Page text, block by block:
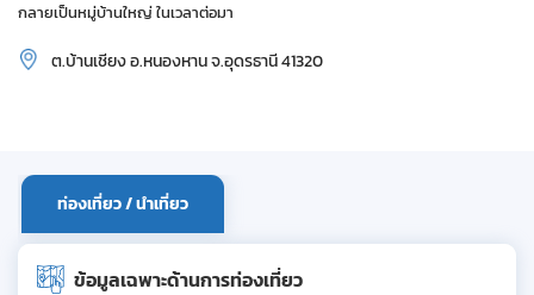
กลายเป็นหมู่บ้านใหญ่ ในเวลาต่อมา
ต.บ้านเชียง อ.หนองหาน จ.อุดรธานี 41320
ท่องเที่ยว / นำเที่ยว
ข้อมูลเฉพาะด้านการท่องเที่ยว